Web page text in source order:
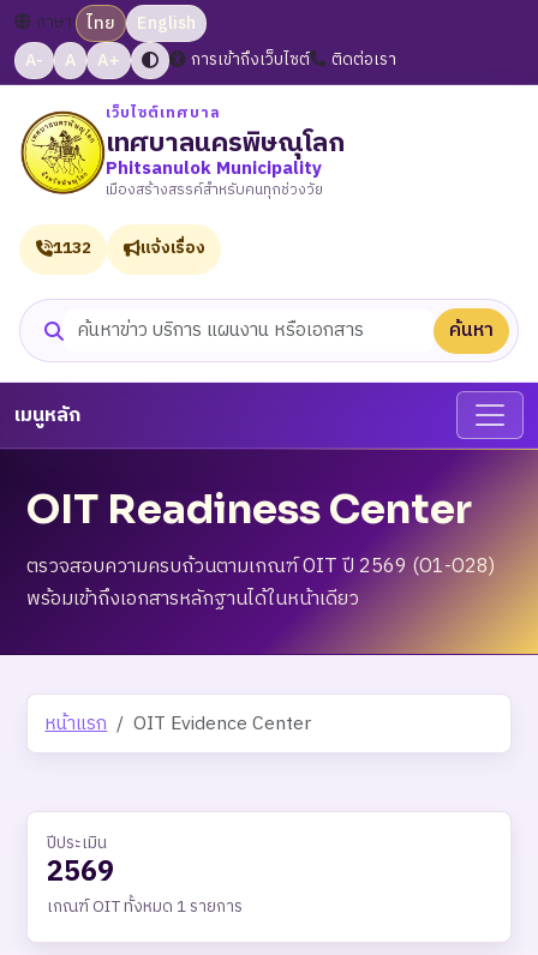
ภาษา: ไทย
English
A-
A A+ การเข้าถึงเว็บไซต์ ติดต่อเรา
เว็บไซต์เทศบาล
เทศบาลนครพิษณุโลก
Phitsanulok Municipality
เมืองสร้างสรรค์สำหรับคนทุกช่วงวัย
ค้นหาเว็บไซต์ ค้นหา
1132 แจ้งเรื่อง
เมนูหลัก
OIT Readiness Center
ตรวจสอบความครบถ้วนตามเกณฑ์ OIT ปี 2569 (O1-O28)
พร้อมเข้าถึงเอกสารหลักฐานได้ในหน้าเดียว
หน้าแรก OIT Evidence Center
ปีประเมิน
2569
เกณฑ์ OIT ทั้งหมด 1 รายการ